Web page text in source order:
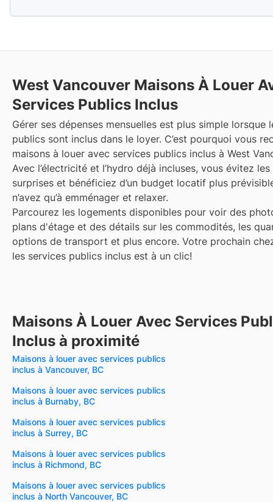
West Vancouver Maisons À Louer
Services Publics Inclus
Gérer ses dépenses mensuelles est plus simple lorsque
publics sont inclus dans le loyer. C’est pourquoi vous
maisons à louer avec services publics inclus à West
Avec l’électricité et l’hydro déjà incluses, vous évitez les
surprises et bénéficiez d’un budget locatif plus
n’avez qu’à emménager et relaxer.
Parcourez les logements disponibles pour voir des
plans d'étage et des détails sur les commodités, les
options de transport et plus encore. Votre prochain
les services publics inclus est à un clic!
Maisons À Louer Avec Services
Inclus à proximité
Maisons à louer avec services publics
inclus à Vancouver, BC
Maisons à louer avec services publics
inclus à Burnaby, BC
Maisons à louer avec services publics
inclus à Surrey, BC
Maisons à louer avec services publics
inclus à Richmond, BC
Maisons à louer avec services publics
inclus à North Vancouver, BC